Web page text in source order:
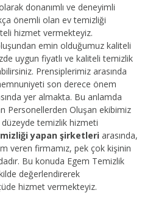
donanımlı ve deneyimli
önemli olan ev temizliği
hizmet vermekteyiz.
emin olduğumuz kaliteli
uygun fiyatlı ve kaliteli temizlik
Prensiplerimiz arasında
son derece önem
yer almakta. Bu anlamda
Personellerden Oluşan ekibimiz
düzeyde temizlik hizmeti
yapan şirketleri arasında,
veren firmamız, pek çok kişinin
Bu konuda Egem Temizlik
değerlendirerek
hizmet vermekteyiz.